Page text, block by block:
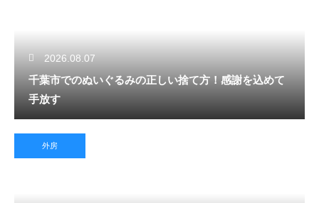
2026.08.07
千葉市でのぬいぐるみの正しい捨て方！感謝を込めて
手放す
外房